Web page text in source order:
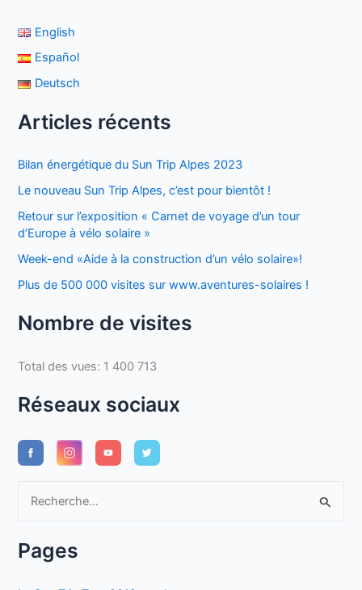
English
Español
Deutsch
Articles récents
Bilan énergétique du Sun Trip Alpes 2023
Le nouveau Sun Trip Alpes, c’est pour bientôt !
Retour sur l’exposition « Carnet de voyage d’un tour
d’Europe à vélo solaire »
Week-end «Aide à la construction d’un vélo solaire»!
Plus de 500 000 visites sur www.aventures-solaires !
Nombre de visites
Total des vues: 1 400 713
Réseaux sociaux
hPages